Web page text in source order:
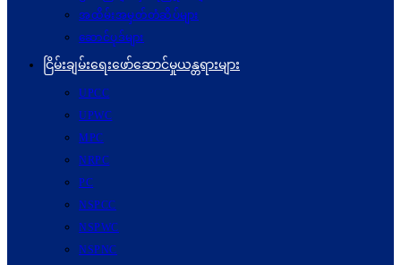
အထိမ်းအမှတ်တံဆိပ်များ
ဆောင်ပုဒ်များ
ငြိမ်းချမ်းရေးဖော်‌ဆောင်မှုယန္တရားများ
UPCC
UPWC
MPC
NRPC
PC
NSPCC
NSPWC
NSPNC